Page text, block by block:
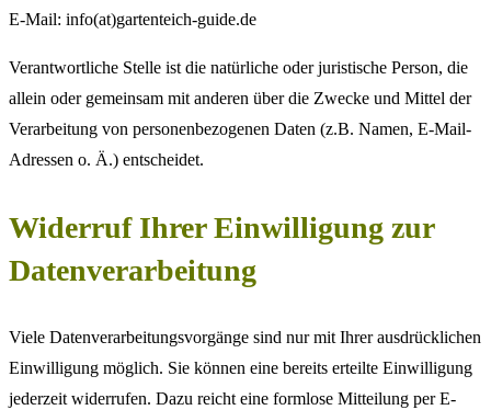
E-Mail: info(at)gartenteich-guide.de
Verantwortliche Stelle ist die natürliche oder juristische Person, die
allein oder gemeinsam mit anderen über die Zwecke und Mittel der
Verarbeitung von personenbezogenen Daten (z.B. Namen, E-Mail-
Adressen o. Ä.) entscheidet.
Widerruf Ihrer Einwilligung zur
Datenverarbeitung
Viele Datenverarbeitungsvorgänge sind nur mit Ihrer ausdrücklichen
Einwilligung möglich. Sie können eine bereits erteilte Einwilligung
jederzeit widerrufen. Dazu reicht eine formlose Mitteilung per E-